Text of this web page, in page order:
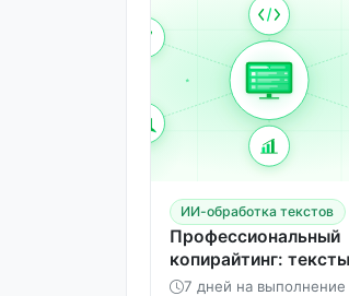
ИИ-обработка текстов
Профессиональный
копирайтинг:
которые продают и
7 дней на выполнение